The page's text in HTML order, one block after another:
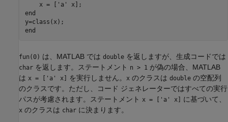
    x = [
'a'
end
end
fun(0) は、MATLAB では double を返しますが、生成コードでは
char を返します。ステートメント n > 1 が偽の場合、MATLAB
は x = ['a' x] を実行しません。 x のクラスは double の空配列
のクラスです。ただし、コード ジェネレーターではすべての実行
パスが考慮されます。ステートメント x = ['a' x] に基づいて、
x のクラスは char に決まります。